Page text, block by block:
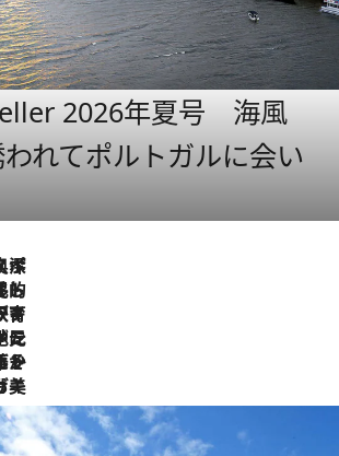
2026年夏号 海風
れてポルトガルに会い
く
沢
」